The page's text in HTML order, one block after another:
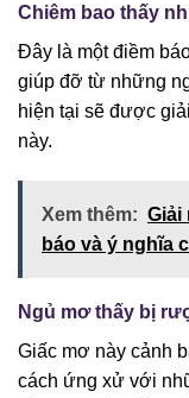
Chiêm bao thấy
Đây là một điềm
giúp đỡ từ những
hiện tại sẽ được
này.
Xem thêm: Giải
báo và ý nghĩa
Ngủ mơ thấy bị
Giấc mơ này cảnh
cách ứng xử với